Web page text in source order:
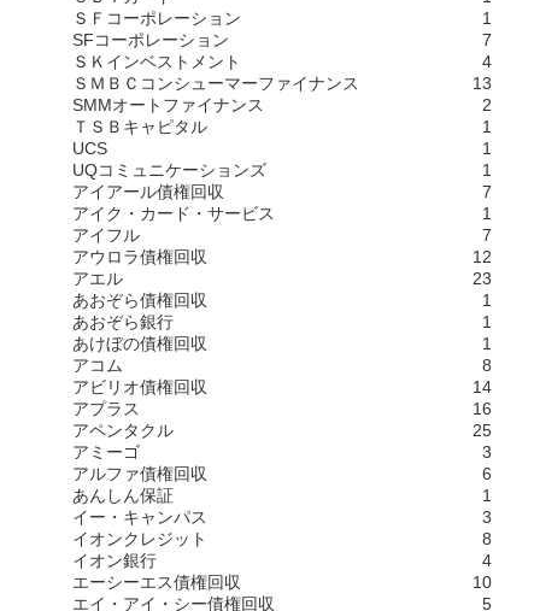
ＳＦコーポレーション
1
SFコーポレーション
7
ＳＫインベストメント
4
ＳＭＢＣコンシューマーファイナンス
13
SMMオートファイナンス
2
ＴＳＢキャピタル
1
UCS
1
UQコミュニケーションズ
1
アイアール債権回収
7
アイク・カード・サービス
1
アイフル
7
アウロラ債権回収
12
アエル
23
あおぞら債権回収
1
あおぞら銀行
1
あけぼの債権回収
1
アコム
8
アビリオ債権回収
14
アプラス
16
アペンタクル
25
アミーゴ
3
アルファ債権回収
6
あんしん保証
1
イー・キャンパス
3
イオンクレジット
8
イオン銀行
4
エーシーエス債権回収
10
エイ・アイ・シー債権回収
5